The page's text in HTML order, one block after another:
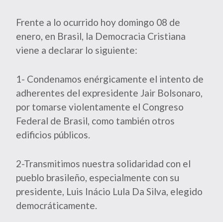
Frente a lo ocurrido hoy domingo 08 de
enero, en Brasil, la Democracia Cristiana
viene a declarar lo siguiente:
1- Condenamos enérgicamente el intento de
adherentes del expresidente Jair Bolsonaro,
por tomarse violentamente el Congreso
Federal de Brasil, como también otros
edificios públicos.
2-Transmitimos nuestra solidaridad con el
pueblo brasileño, especialmente con su
presidente, Luis Inácio Lula Da Silva, elegido
democráticamente.